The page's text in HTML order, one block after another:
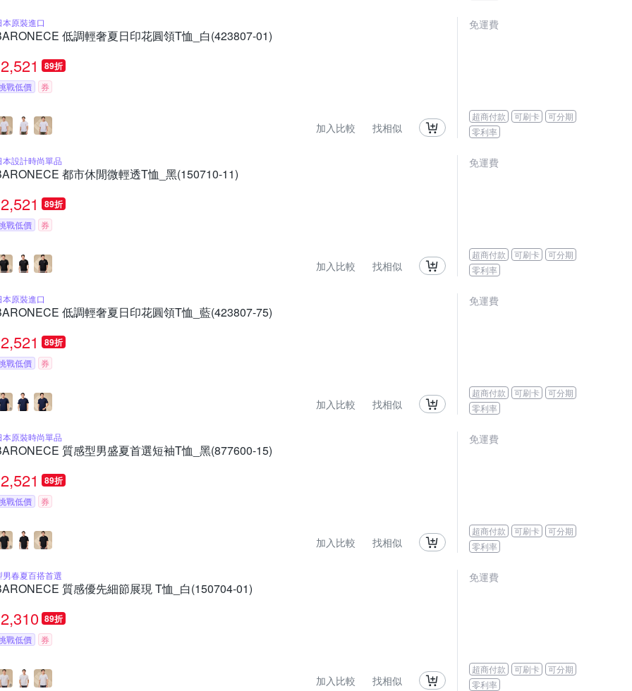
本原裝進口
低調輕奢夏日印花圓領T恤_白(423807-01)
2,521 89折
戰低價 券
加入比較 找相似
免運費
超商付款 可刷卡
可分期
零利率
本設計時尚單品
都市休閒微輕透T恤_黑(150710-11)
2,521 89折
戰低價 券
加入比較 找相似
免運費
超商付款 可刷卡
可分期
零利率
本原裝進口
低調輕奢夏日印花圓領T恤_藍(423807-75)
2,521 89折
戰低價 券
加入比較 找相似
免運費
超商付款 可刷卡
可分期
零利率
本原裝時尚單品
質感型男盛夏首選短袖T恤_黑(877600-15)
2,521 89折
戰低價 券
加入比較 找相似
免運費
超商付款 可刷卡
可分期
零利率
男春夏百搭首選
質感優先細節展現 T恤_白(150704-01)
2,310 89折
戰低價 券
加入比較 找相似
免運費
超商付款 可刷卡
可分期
零利率